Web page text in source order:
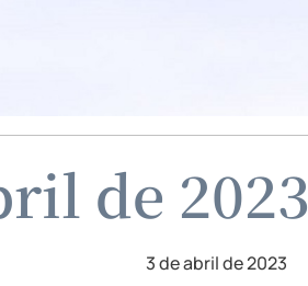
de 2023
3 de abril de 2023